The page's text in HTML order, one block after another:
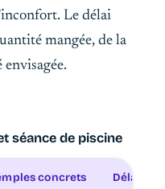
Le délai
mangée, de la
séance de piscine
concrets Délai